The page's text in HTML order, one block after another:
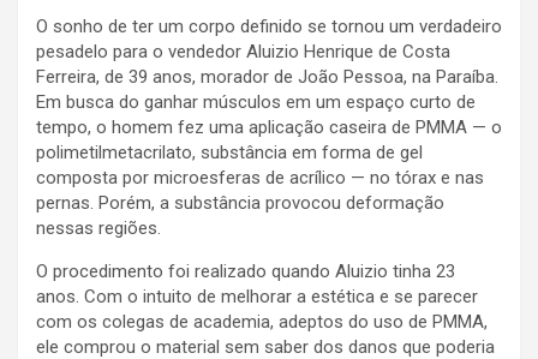
O sonho de ter um corpo definido se tornou um verdadeiro
pesadelo para o vendedor Aluizio Henrique de Costa
Ferreira, de 39 anos, morador de João Pessoa, na Paraíba.
Em busca do ganhar músculos em um espaço curto de
tempo, o homem fez uma aplicação caseira de PMMA — o
polimetilmetacrilato, substância em forma de gel
composta por microesferas de acrílico — no tórax e nas
pernas. Porém, a substância provocou deformação
nessas regiões.
O procedimento foi realizado quando Aluizio tinha 23
anos. Com o intuito de melhorar a estética e se parecer
com os colegas de academia, adeptos do uso de PMMA,
ele comprou o material sem saber dos danos que poderia